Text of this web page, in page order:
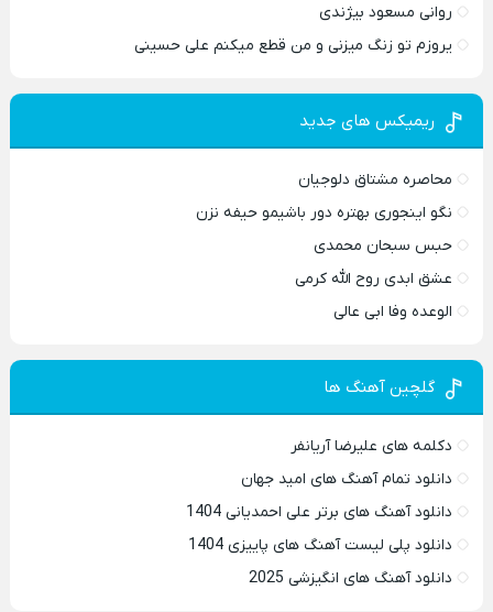
روانی مسعود بیژندی
یروزم تو زنگ میزنی و من قطع میکنم علی حسینی
ریمیکس های جدید
محاصره مشتاق دلوجیان
نگو اینجوری بهتره دور باشیمو حیفه نزن
حبس سبحان محمدی
عشق ابدی روح الله کرمی
الوعده وفا ابی عالی
گلچین آهنگ ها
دکلمه های علیرضا آریانفر
دانلود تمام آهنگ های امید جهان
دانلود آهنگ های برتر علی احمدیانی 1404
دانلود پلی لیست آهنگ های پاییزی 1404
دانلود آهنگ های انگیزشی 2025